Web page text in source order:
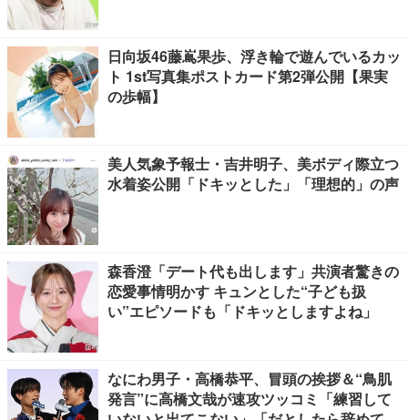
日向坂46藤嶌果歩、浮き輪で遊んでいるカッ
ト 1st写真集ポストカード第2弾公開【果実
の歩幅】
美人気象予報士・吉井明子、美ボディ際立つ
水着姿公開「ドキッとした」「理想的」の声
森香澄「デート代も出します」共演者驚きの
恋愛事情明かす キュンとした“子ども扱
い”エピソードも「ドキッとしますよね」
なにわ男子・高橋恭平、冒頭の挨拶＆“鳥肌
発言”に高橋文哉が速攻ツッコミ「練習して